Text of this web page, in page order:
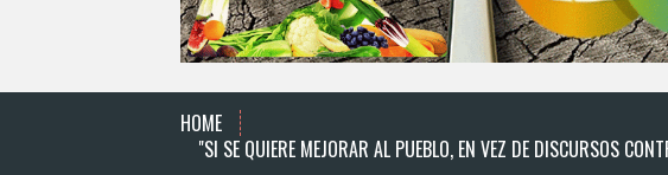
HOME
"SI SE QUIERE MEJORAR AL PUEBLO, EN VEZ DE DISCURSOS